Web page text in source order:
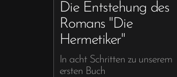
Die Entstehung des
Romans "Die
Hermetiker"
In acht Schritten zu unserem
ersten Buch